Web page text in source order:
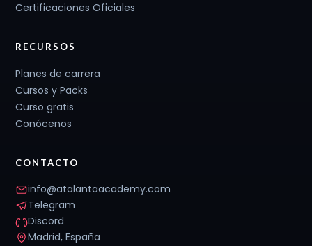
Certificaciones Oficiales
RECURSOS
Planes de carrera
Cursos y Packs
Curso gratis
Conócenos
CONTACTO
info@atalantaacademy.com
Telegram
Discord
Madrid, España